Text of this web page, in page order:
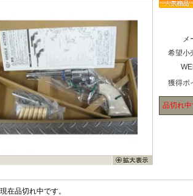
メ
希望小
獲得ポ
品切れ中
在品切れ中です。